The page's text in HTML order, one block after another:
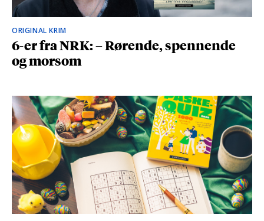
ORIGINAL KRIM
6-er fra NRK: – Rørende, spennende
og morsom